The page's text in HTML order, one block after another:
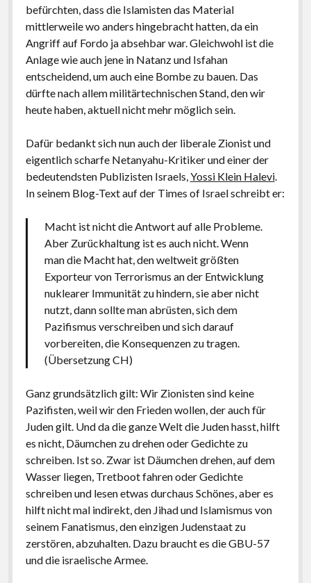
befürchten, dass die Islamisten das Material
mittlerweile wo anders hingebracht hatten, da ein
Angriff auf Fordo ja absehbar war. Gleichwohl ist die
Anlage wie auch jene in Natanz und Isfahan
entscheidend, um auch eine Bombe zu bauen. Das
dürfte nach allem militärtechnischen Stand, den wir
heute haben, aktuell nicht mehr möglich sein.
Dafür bedankt sich nun auch der liberale Zionist und
eigentlich scharfe Netanyahu-Kritiker und einer der
bedeutendsten Publizisten Israels,Yossi Klein Halevi.
In seinem Blog-Text auf der Times of Israel schreibt er:
Macht ist nicht die Antwort auf alle Probleme.
Aber Zurückhaltung ist es auch nicht. Wenn
man die Macht hat, den weltweit größten
Exporteur von Terrorismus an der Entwicklung
nuklearer Immunität zu hindern, sie aber nicht
nutzt, dann sollte man abrüsten, sich dem
Pazifismus verschreiben und sich darauf
vorbereiten, die Konsequenzen zu tragen.
(Übersetzung CH)
Ganz grundsätzlich gilt: Wir Zionisten sind keine
Pazifisten, weil wir den Frieden wollen, der auch für
Juden gilt. Und da die ganze Welt die Juden hasst, hilft
es nicht, Däumchen zu drehen oder Gedichte zu
schreiben. Ist so. Zwar ist Däumchen drehen, auf dem
Wasser liegen, Tretboot fahren oder Gedichte
schreiben und lesen etwas durchaus Schönes, aber es
hilft nicht mal indirekt, den Jihad und Islamismus von
seinem Fanatismus, den einzigen Judenstaat zu
zerstören, abzuhalten. Dazu braucht es die GBU-57
und die israelische Armee.